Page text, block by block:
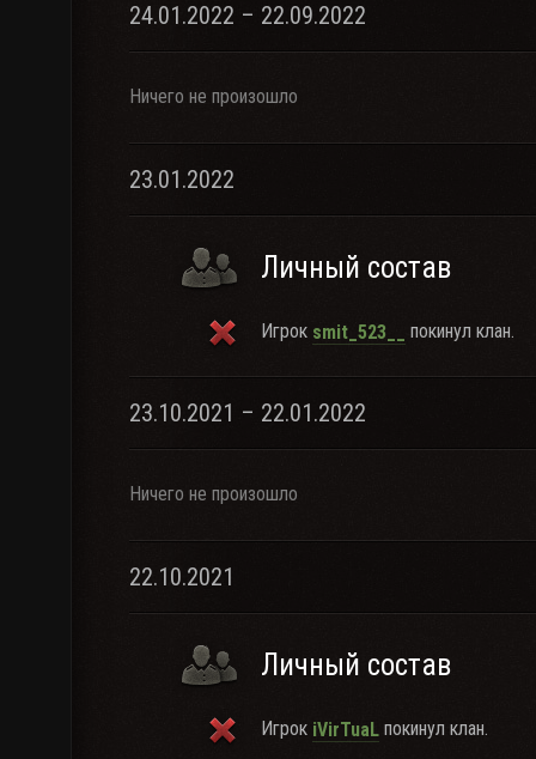
24.01.2022 – 22.09.2022
Ничего не произошло
23.01.2022
Личный состав
Игрок smit_523__ покинул клан.
23.10.2021 – 22.01.2022
Ничего не произошло
22.10.2021
Личный состав
Игрок iVirTuaL покинул клан.